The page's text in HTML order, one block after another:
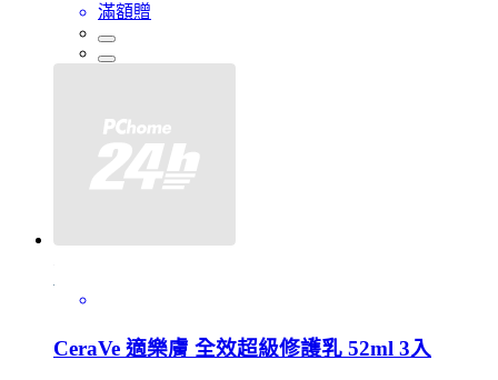
滿額贈
CeraVe 適樂膚 全效超級修護乳 52ml 3入